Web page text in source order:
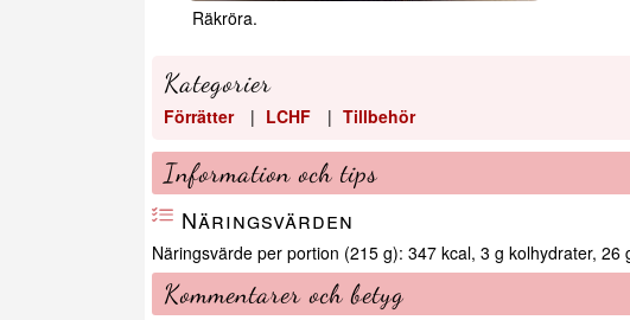
Räkröra.
Kategorier
Förrätter | LCHF | Tillbehör
Information och tips
Näringsvärden
Näringsvärde per portion (215 g): 347 kcal, 3 g kolhydrater, 26
Kommentarer och betyg